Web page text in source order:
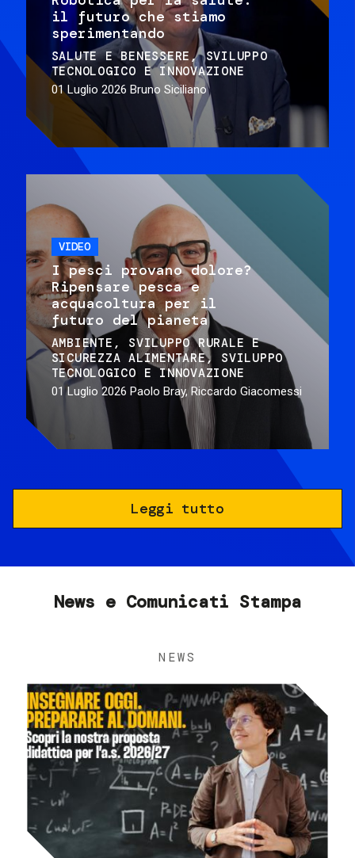
il futuro che stiamo
sperimentando
SALUTE E BENESSERE
SVILUPPO
TECNOLOGICO E INNOVAZIONE
01 Luglio 2026 Bruno Siciliano
VIDEO
I pesci provano dolore?
Ripensare pesca e
acquacoltura per il
futuro del pianeta
AMBIENTE
SVILUPPO RURALE E
SICUREZZA ALIMENTARE
SVILUPPO
TECNOLOGICO E INNOVAZIONE
01 Luglio 2026 Paolo Bray, Riccardo Giacomessi
Leggi tutto
News e Comunicati Stampa
NEWS